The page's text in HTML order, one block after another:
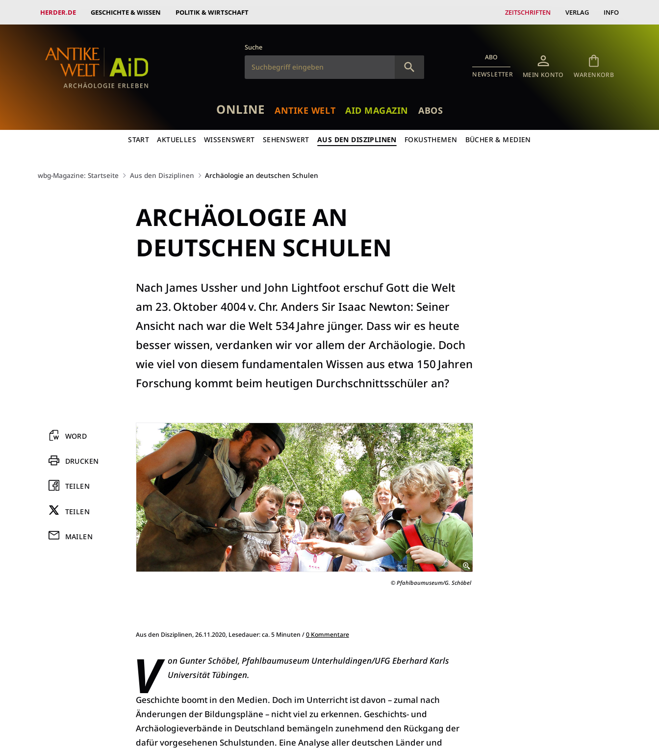
HERDER.DE GESCHICHTE & WISSEN POLITIK & WIRTSCHAFT ZEITSCHRIFTEN VERLAG INFO
Suche
ABO
NEWSLETTER MEIN KONTO WARENKORB
ONLINE ANTIKE WELT AID MAGAZIN ABOS
START AKTUELLES WISSENSWERT SEHENSWERT AUS DEN DISZIPLINEN FOKUSTHEMEN BÜCHER & MEDIEN
wbg-Magazine: Startseite Aus den Disziplinen Archäologie an deutschen Schulen
ARCHÄOLOGIE AN
DEUTSCHEN SCHULEN
Nach James Ussher und John Lightfoot erschuf Gott die Welt
am 23. Oktober 4004 v. Chr. Anders Sir Isaac Newton: Seiner
Ansicht nach war die Welt 534 Jahre jünger. Dass wir es heute
besser wissen, verdanken wir vor allem der Archäologie. Doch
wie viel von diesem fundamentalen Wissen aus etwa 150 Jahren
Forschung kommt beim heutigen Durchschnittsschüler an?
© Pfahlbaumuseum/G. Schöbel
Aus den Disziplinen, 26.11.2020, Lesedauer: ca. 5 Minuten /0 Kommentare
V
on Gunter Schöbel, Pfahlbaumuseum Unterhuldingen/UFG Eberhard Karls
Universität Tübingen.
Geschichte boomt in den Medien. Doch im Unterricht ist davon – zumal nach
Änderungen der Bildungspläne – nicht viel zu erkennen. Geschichts- und
Archäologieverbände in Deutschland bemängeln zunehmend den Rückgang der
dafür vorgesehenen Schulstunden. Eine Analyse aller deutschen Länder und
WORD
DRUCKEN
TEILEN
TEILEN
MAILEN